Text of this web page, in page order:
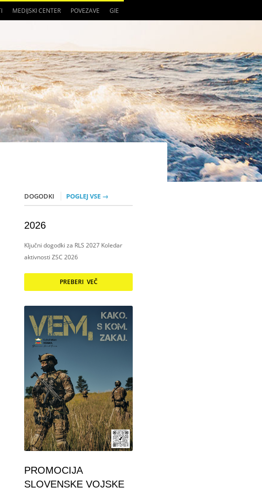
MEDIJSKI CENTER POVEZAVE GIE
DOGODKI POGLEJ VSE →
2026
Ključni dogodki za RLS 2027 Koledar
aktivnosti ZSC 2026
PREBERI VEČ
PROMOCIJA
SLOVENSKE VOJSKE